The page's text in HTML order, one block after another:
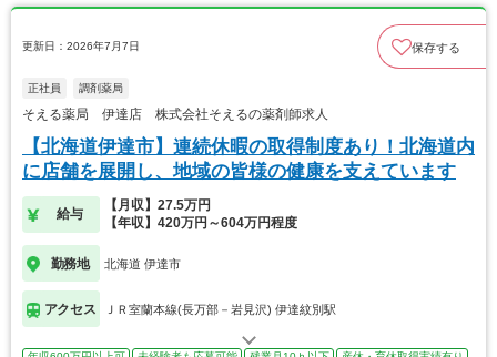
更新日：2026年7月7日 保存する
正社員 調剤薬局
そえる薬局 伊達店 株式会社そえるの薬剤師求人
【北海道伊達市】連続休暇の取得制度あり！北海道内
に店舗を展開し、地域の皆様の健康を支えています
給与
【月収】27.5万円
【年収】420万円～604万円程度
勤務地 北海道 伊達市
アクセス ＪＲ室蘭本線(長万部－岩見沢) 伊達紋別駅